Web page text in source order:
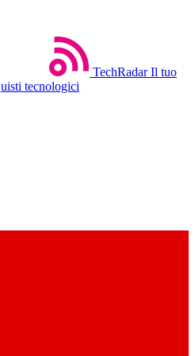
TechRadar Il tuo
tecnologici